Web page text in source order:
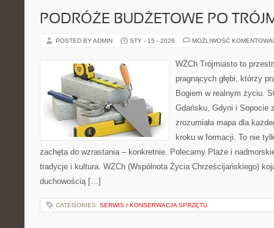
PODRÓŻE BUDŻETOWE PO
POSTED BY ADMIN STY - 15 - 2026 MOŻLIWOŚĆ
WŻCh Trójmiasto to
pragnących głębi, którzy
Bogiem w realnym życiu.
Gdańsku, Gdyni i Sopocie
zrozumiała mapa dla
kroku w formacji. To nie
zachęta do wzrastania – konkretnie. Polecamy Plaże i
tradycje i kultura. WŻCh (Wspólnota Życia Chrześcijańskiego)
duchowością […]
CATEGORIES: SERWIS I KONSERWACJA SPRZĘTU